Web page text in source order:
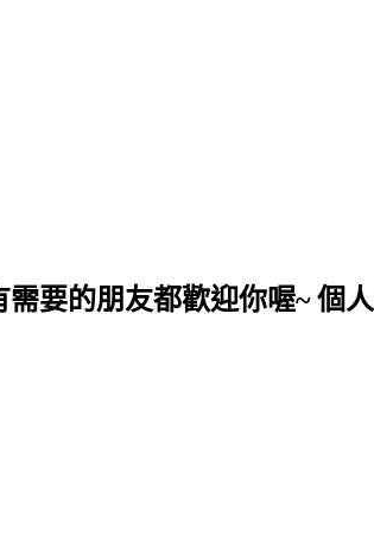
要的朋友都歡迎你喔~ 個